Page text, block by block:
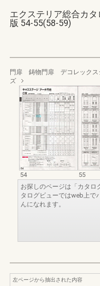
エクステリア総合カ
版 54-55(58-59)
門扉 鋳物門扉 デコレックス
ズ
54
55
お探しのページは「カタロ
タログビューではweb上で
んになれます。
左ページから抽出された内容